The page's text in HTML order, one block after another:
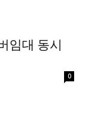
임대 동시
0